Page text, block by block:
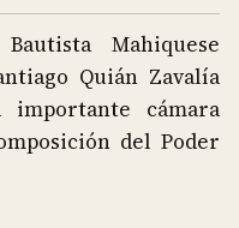
Mahiquese
Quián Zavalía
cámara
del Poder